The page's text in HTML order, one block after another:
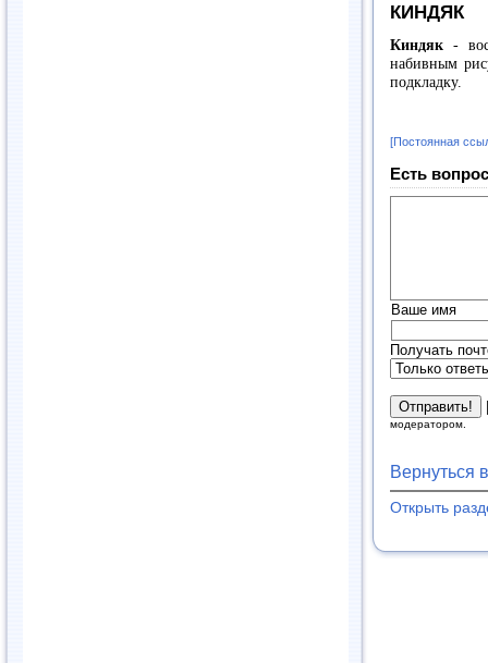
КИНДЯК
Киндяк -
набивным
подкладку.
[Постоянная
Есть
Ваше имя
Получать
модератором.
Вернуться
Открыть